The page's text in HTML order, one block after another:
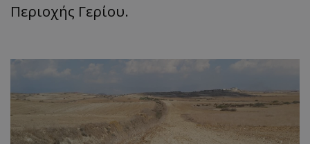
Περιοχής Γερίου.